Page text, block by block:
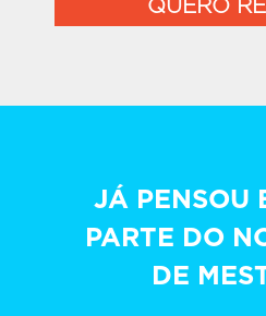
QUERO
JÁ PENSOU
PARTE DO
DE